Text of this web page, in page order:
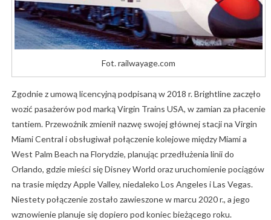
Fot. railwayage.com
Zgodnie z umową licencyjną podpisaną w 2018 r. Brightline zaczęło
wozić pasażerów pod marką Virgin Trains USA, w zamian za płacenie
tantiem. Przewoźnik zmienił nazwę swojej głównej stacji na Virgin
Miami Central i obsługiwał połączenie kolejowe między Miami a
West Palm Beach na Florydzie, planując przedłużenia linii do
Orlando, gdzie mieści się Disney World oraz uruchomienie pociągów
na trasie między Apple Valley, niedaleko Los Angeles i Las Vegas.
Niestety połączenie zostało zawieszone w marcu 2020 r., a jego
wznowienie planuje się dopiero pod koniec bieżącego roku.